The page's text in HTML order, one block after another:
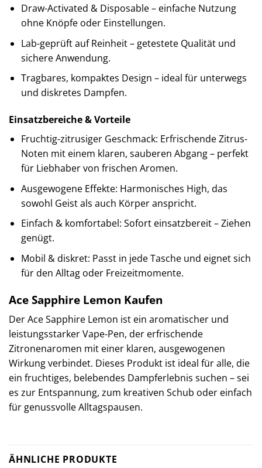
Draw-Activated & Disposable – einfache Nutzung
ohne Knöpfe oder Einstellungen.
Lab-geprüft auf Reinheit – getestete Qualität und
sichere Anwendung.
Tragbares, kompaktes Design – ideal für unterwegs
und diskretes Dampfen.
Einsatzbereiche & Vorteile
Fruchtig-zitrusiger Geschmack: Erfrischende Zitrus-
Noten mit einem klaren, sauberen Abgang – perfekt
für Liebhaber von frischen Aromen.
Ausgewogene Effekte: Harmonisches High, das
sowohl Geist als auch Körper anspricht.
Einfach & komfortabel: Sofort einsatzbereit – Ziehen
genügt.
Mobil & diskret: Passt in jede Tasche und eignet sich
für den Alltag oder Freizeitmomente.
Ace Sapphire Lemon Kaufen
Der Ace Sapphire Lemon ist ein aromatischer und
leistungsstarker Vape-Pen, der erfrischende
Zitronenaromen mit einer klaren, ausgewogenen
Wirkung verbindet. Dieses Produkt ist ideal für alle, die
ein fruchtiges, belebendes Dampferlebnis suchen – sei
es zur Entspannung, zum kreativen Schub oder einfach
für genussvolle Alltagspausen.
ÄHNLICHE PRODUKTE